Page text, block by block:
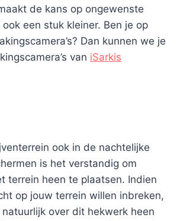
de kans op ongewenste
een stuk kleiner. Ben je op
Dan kunnen we je
van iSarkis
ook in de nachtelijke
is het verstandig om
terrein heen te plaatsen. Indien
op jouw terrein willen inbreken,
over dit hekwerk heen